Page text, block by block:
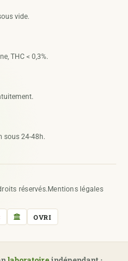
vide.
THC < 0,3%.
sous 24-48h.
réservés.Mentions légales
OVRI